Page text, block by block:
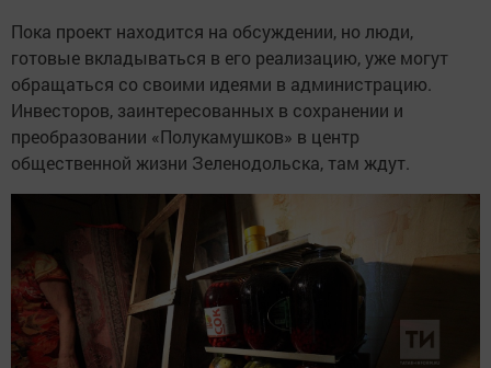
Пока проект находится на обсуждении, но люди,
готовые вкладываться в его реализацию, уже могут
обращаться со своими идеями в администрацию.
Инвесторов, заинтересованных в сохранении и
преобразовании «Полукамушков» в центр
общественной жизни Зеленодольска, там ждут.